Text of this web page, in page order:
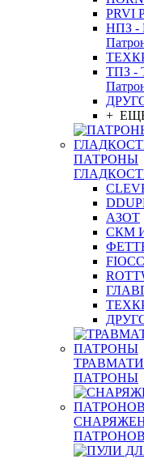
PRVI
НПЗ -
ТПЗ -
+
ПАТРОНЫ
АЗОТ
СКМ
ПАТРОНЫ
ПАТРОНОВ